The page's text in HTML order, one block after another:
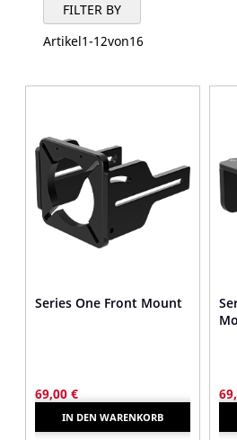
FILTER BY
Artikel1-12von16
Series One Front Mount
69,00 €
IN DEN WARENKORB